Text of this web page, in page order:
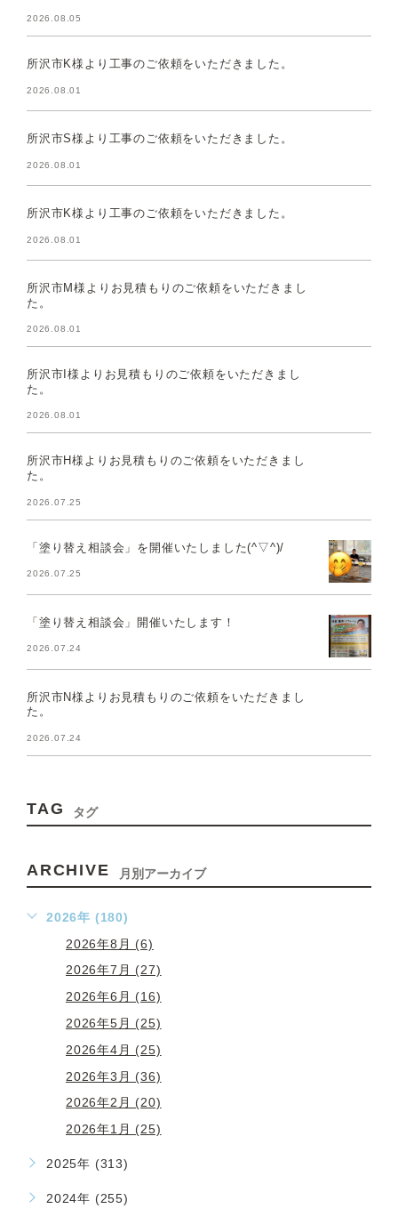
2026.08.05
所沢市K様より工事のご依頼をいただきました。
2026.08.01
所沢市S様より工事のご依頼をいただきました。
2026.08.01
所沢市K様より工事のご依頼をいただきました。
2026.08.01
所沢市M様よりお見積もりのご依頼をいただきまし
た。
2026.08.01
所沢市I様よりお見積もりのご依頼をいただきまし
た。
2026.08.01
所沢市H様よりお見積もりのご依頼をいただきまし
た。
2026.07.25
「塗り替え相談会」を開催いたしました(^▽^)/
2026.07.25
「塗り替え相談会」開催いたします！
2026.07.24
所沢市N様よりお見積もりのご依頼をいただきまし
た。
2026.07.24
TAG タグ
ARCHIVE 月別アーカイブ
2026年 (180)
2026年8月 (6)
2026年7月 (27)
2026年6月 (16)
2026年5月 (25)
2026年4月 (25)
2026年3月 (36)
2026年2月 (20)
2026年1月 (25)
2025年 (313)
2024年 (255)